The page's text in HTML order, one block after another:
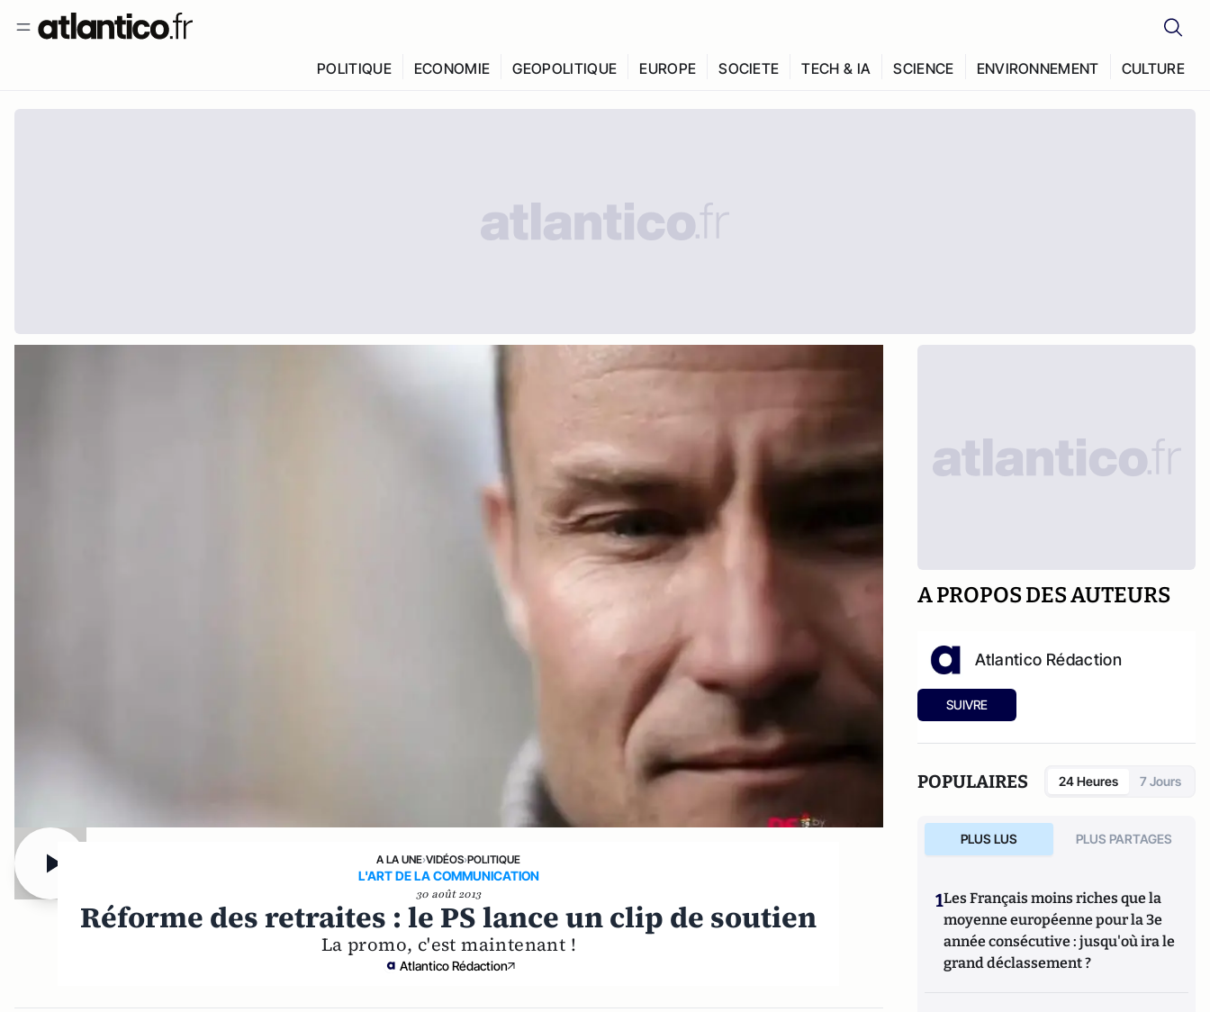
POLITIQUE ECONOMIE GEOPOLITIQUE EUROPE SOCIETE TECH & IA SCIENCE ENVIRONNEMENT CULTURE
A LA UNE›VIDÉOS›POLITIQUE
L'ART DE LA COMMUNICATION
30 août 2013
Réforme des retraites : le PS lance un clip de soutien
La promo, c'est maintenant !
Atlantico Rédaction
A PROPOS DES AUTEURS
Atlantico Rédaction
SUIVRE
POPULAIRES 24 Heures 7 Jours
PLUS LUS PLUS PARTAGES
1Les Français moins riches que la
moyenne européenne pour la 3e
année consécutive : jusqu'où ira le
grand déclassement ?